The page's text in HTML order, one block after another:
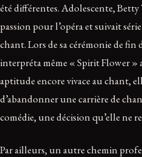
été différentes. Adolescente,
passion pour l’opéra et suivait
chant. Lors de sa cérémonie de fin
interpréta même « Spirit Flower »
aptitude encore vivace au chant,
d’abandonner une carrière de
comédie, une décision qu’elle ne
Par ailleurs, un autre chemin